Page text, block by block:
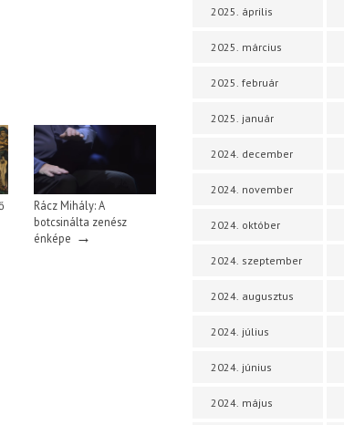
Rácz Mihály: A
botcsinálta zenész
énképe →
2025. április
2025. március
2025. február
2025. január
2024. december
2024. november
2024. október
2024. szeptember
2024. augusztus
2024. július
2024. június
2024. május